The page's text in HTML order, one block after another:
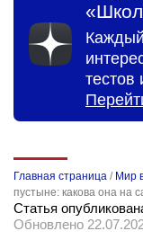
тестов
Главная страница / Мир
пустыне: какова она на
Статья
Обновлено